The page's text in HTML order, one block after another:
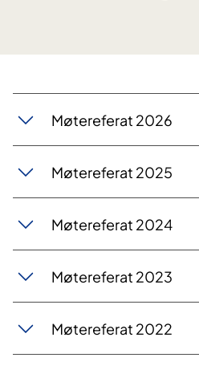
Møtereferat 2026
Møtereferat 2025
Møtereferat 2024
Møtereferat 2023
Møtereferat 2022